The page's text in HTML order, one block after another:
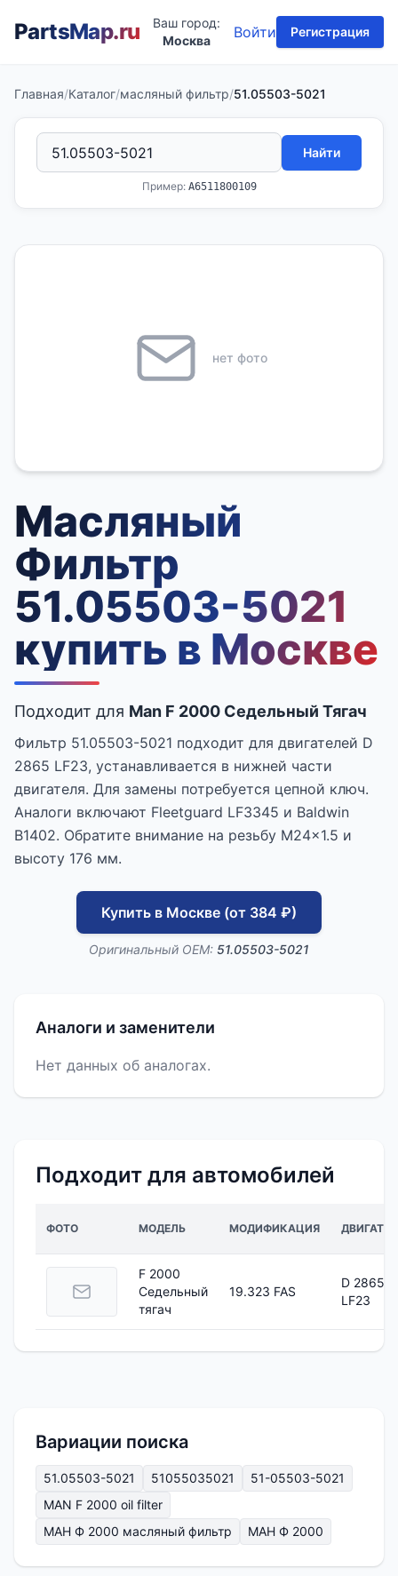
PartsMap.ru
Ваш город:
Москва
Войти Регистрация
Главная/Каталог/масляный фильтр/51.05503-5021
Найти
Пример: A6511800109
нет фото
Масляный
Фильтр
51.05503-5021
купить в Москве
Подходит для Man F 2000 Седельный Тягач
Фильтр 51.05503-5021 подходит для двигателей D
2865 LF23, устанавливается в нижней части
двигателя. Для замены потребуется цепной ключ.
Аналоги включают Fleetguard LF3345 и Baldwin
B1402. Обратите внимание на резьбу M24x1.5 и
высоту 176 мм.
Купить в Москве (от 384 ₽)
Оригинальный OEM: 51.05503-5021
Аналоги и заменители
Нет данных об аналогах.
Подходит для автомобилей
ФОТО МОДЕЛЬ МОДИФИКАЦИЯ
F 2000
Седельный
тягач
19.323 FAS
D 2865
LF23
Вариации поиска
51.05503-5021 51055035021
51-05503-5021
MAN F 2000 oil filter
МАН Ф 2000 масляный фильтр
МАН Ф 2000